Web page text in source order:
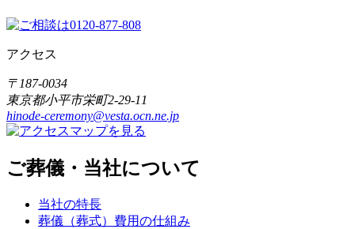
アクセス
〒187-0034
東京都小平市栄町2-29-11
hinode-ceremony@vesta.ocn.ne.jp
ご葬儀・当社について
当社の特長
葬儀（葬式）費用の仕組み